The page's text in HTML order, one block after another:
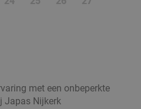
€11
met een onbeperkte
Japas Nijkerk